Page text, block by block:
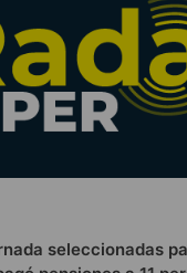
seleccionadas